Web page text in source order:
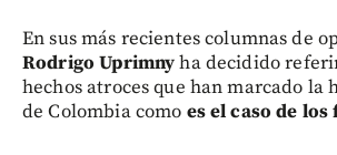
En sus más recientes columnas de
Rodrigo Uprimnyha decidido
hechos atroces que han marcado la
de Colombia como es el caso de